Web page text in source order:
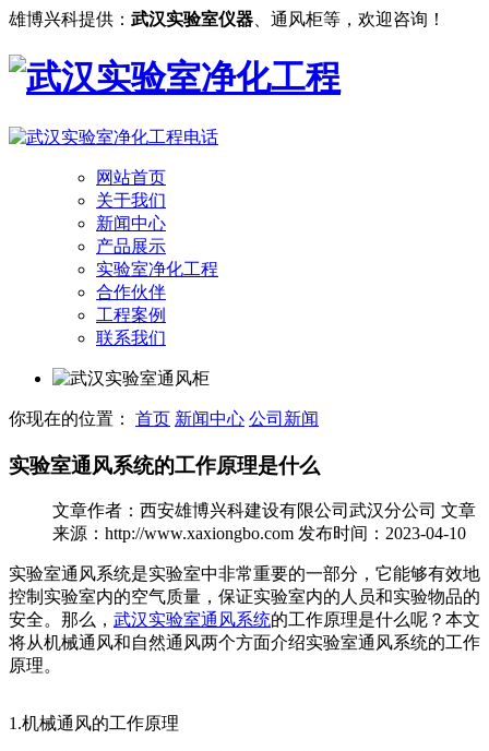
雄博兴科提供： 武汉实验室仪器 、通风柜等，欢迎咨询！
网站首页
关于我们
新闻中心
产品展示
实验室净化工程
合作伙伴
工程案例
联系我们
你现在的位置： 首页 新闻中心 公司新闻
实验室通风系统的工作原理是什么
文章作者：西安雄博兴科建设有限公司武汉分公司 文章
来源：http://www.xaxiongbo.com 发布时间：2023-04-10
实验室通风系统是实验室中非常重要的一部分，它能够有效地
控制实验室内的空气质量，保证实验室内的人员和实验物品的
安全。那么， 武汉实验室通风系统的工作原理是什么呢？本文
将从机械通风和自然通风两个方面介绍实验室通风系统的工作
原理。
1.机械通风的工作原理